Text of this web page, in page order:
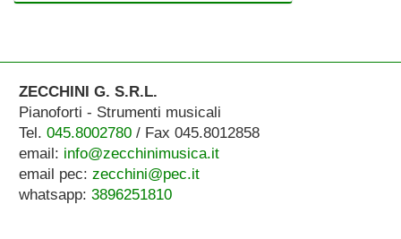
ZECCHINI G. S.R.L.
Pianoforti - Strumenti musicali
Tel. 045.8002780/ Fax 045.8012858
email: info@zecchinimusica.it
email pec: zecchini@pec.it
whatsapp: 3896251810